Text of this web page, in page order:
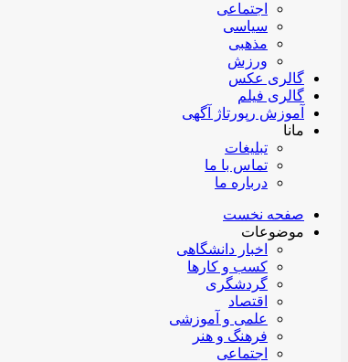
اجتماعی
سیاسی
مذهبی
ورزش
گالری عکس
گالری فیلم
آموزش رپورتاژ آگهی
مانا
تبلیغات
تماس با ما
درباره ما
صفحه نخست
موضوعات
اخبار دانشگاهی
کسب و کارها
گردشگری
اقتصاد
علمی و آموزشی
فرهنگ و هنر
اجتماعی